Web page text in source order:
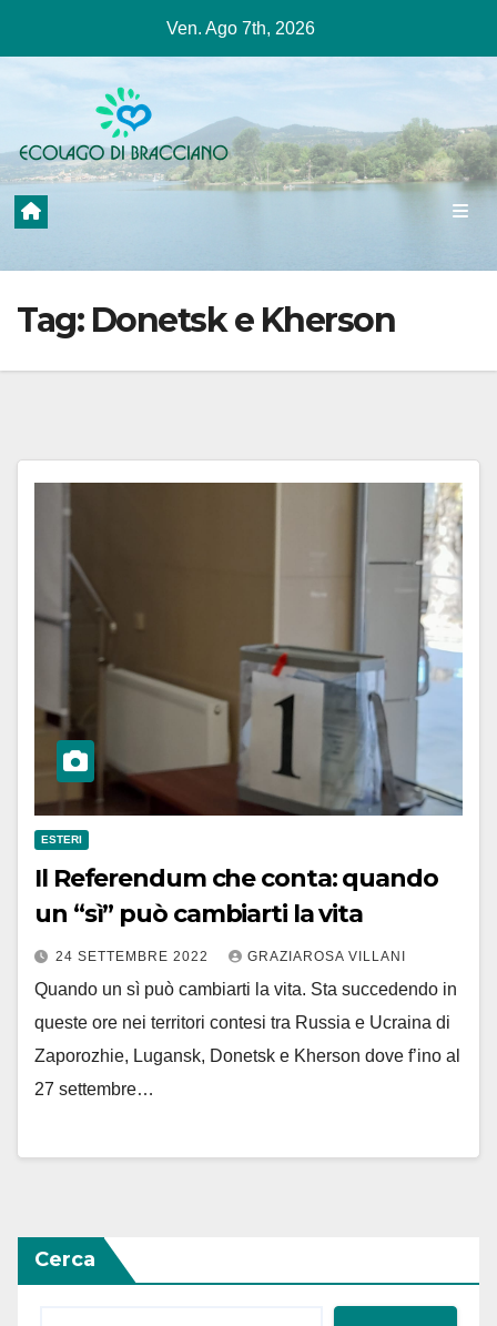
contenuto
Ven. Ago 7th, 2026
Tag: Donetsk e Kherson
ESTERI
Il Referendum che conta: quando
un “sì” può cambiarti la vita
24 SETTEMBRE 2022 GRAZIAROSA VILLANI
Quando un sì può cambiarti la vita. Sta succedendo in
queste ore nei territori contesi tra Russia e Ucraina di
Zaporozhie, Lugansk, Donetsk e Kherson dove f’ino al
27 settembre…
Cerca